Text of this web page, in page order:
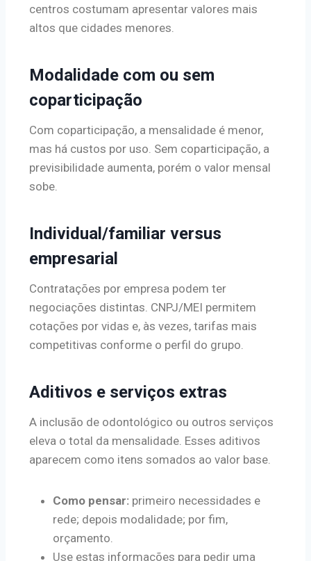
centros costumam apresentar valores mais
altos que cidades menores.
Modalidade com ou sem
coparticipação
Com coparticipação, a mensalidade é menor,
mas há custos por uso. Sem coparticipação, a
previsibilidade aumenta, porém o valor mensal
sobe.
Individual/familiar versus
empresarial
Contratações por empresa podem ter
negociações distintas. CNPJ/MEI permitem
cotações por vidas e, às vezes, tarifas mais
competitivas conforme o perfil do grupo.
Aditivos e serviços extras
A inclusão de odontológico ou outros serviços
eleva o total da mensalidade. Esses aditivos
aparecem como itens somados ao valor base.
Como pensar: primeiro necessidades e
rede; depois modalidade; por fim,
orçamento.
Use estas informações para pedir uma